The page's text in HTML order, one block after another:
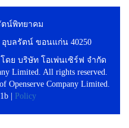
ตน์พิทยาคม
บลรัตน์ ขอนแก่น 40250
ดย บริษัท โอเพ่นเซิร์ฟ จำกัด
Limited. All rights reserved.
Openserve Company Limited.
|
Policy